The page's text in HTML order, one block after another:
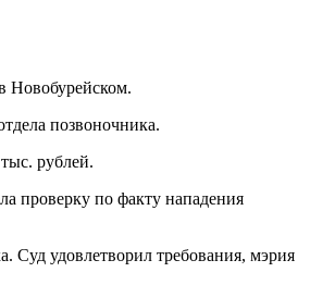
Новобурейском.
позвоночника.
рублей.
проверку по факту нападения
Суд удовлетворил требования, мэрия